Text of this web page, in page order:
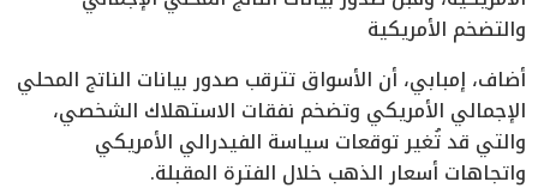
والتضخم الأمريكية
أضاف، إمبابي، أن الأسواق تترقب صدور بيانات الناتج المحلي
الإجمالي الأمريكي وتضخم نفقات الاستهلاك الشخصي،
والتي قد تُغير توقعات سياسة الفيدرالي الأمريكي
واتجاهات أسعار الذهب خلال الفترة المقبلة.